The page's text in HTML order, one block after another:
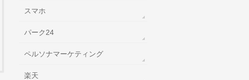
スマホ
パーク24
ペルソナマーケティング
楽天